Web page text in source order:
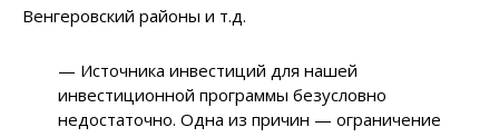
Венгеровский районы и т.д.
— Источника инвестиций для нашей
инвестиционной программы безусловно
недостаточно. Одна из причин — ограничение